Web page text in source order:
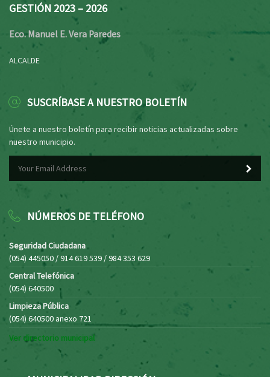
GESTIÓN 2023 – 2026
Eco. Manuel E. Vera Paredes
ALCALDE
SUSCRÍBASE A NUESTRO BOLETÍN
Únete a nuestro boletín para recibir noticias actualizadas sobre
nuestro municipio.
NÚMEROS DE TELÉFONO
Seguridad Ciudadana
(054) 445050 / 914 619 539 / 984 353 629
Central Telefónica
(054) 640500
Limpieza Pública
(054) 640500 anexo 721
Ver directorio municipal